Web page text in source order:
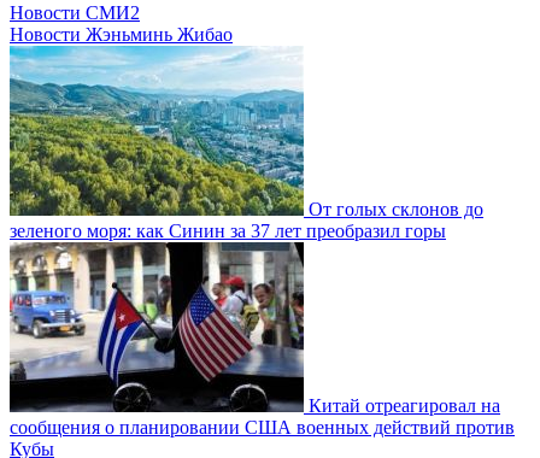
Новости СМИ2
Новости Жэньминь Жибао
От голых склонов до
зеленого моря: как Синин за 37 лет преобразил горы
Китай отреагировал на
сообщения о планировании США военных действий против
Кубы